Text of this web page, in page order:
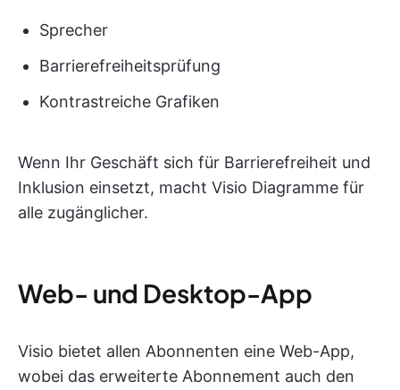
Sprecher
Barrierefreiheitsprüfung
Kontrastreiche Grafiken
Wenn Ihr Geschäft sich für Barrierefreiheit und
Inklusion einsetzt, macht Visio Diagramme für
alle zugänglicher.
Web- und Desktop-App
Visio bietet allen Abonnenten eine Web-App,
wobei das erweiterte Abonnement auch den